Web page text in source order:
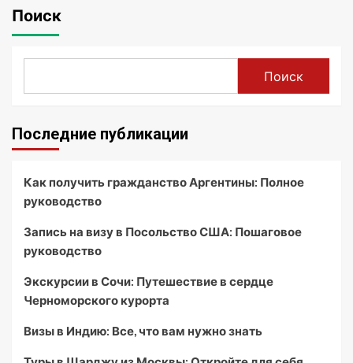
Поиск
Поиск
Последние публикации
Как получить гражданство Аргентины: Полное
руководство
Запись на визу в Посольство США: Пошаговое
руководство
Экскурсии в Сочи: Путешествие в сердце
Черноморского курорта
Визы в Индию: Все, что вам нужно знать